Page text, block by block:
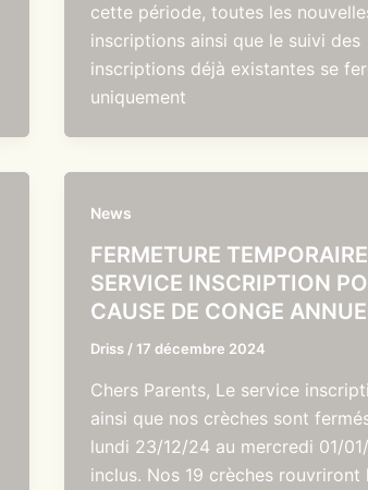
cette période, toutes les
inscriptions ainsi que le suivi des
inscriptions déjà existantes se
uniquement
News
FERMETURE
SERVICE INSCRIPTION
CAUSE DE CONGE
Driss / 17 décembre 2024
Chers Parents, Le service
ainsi que nos crèches sont
lundi 23/12/24 au mercredi 01/
inclus. Nos 19 crèches rouvriront